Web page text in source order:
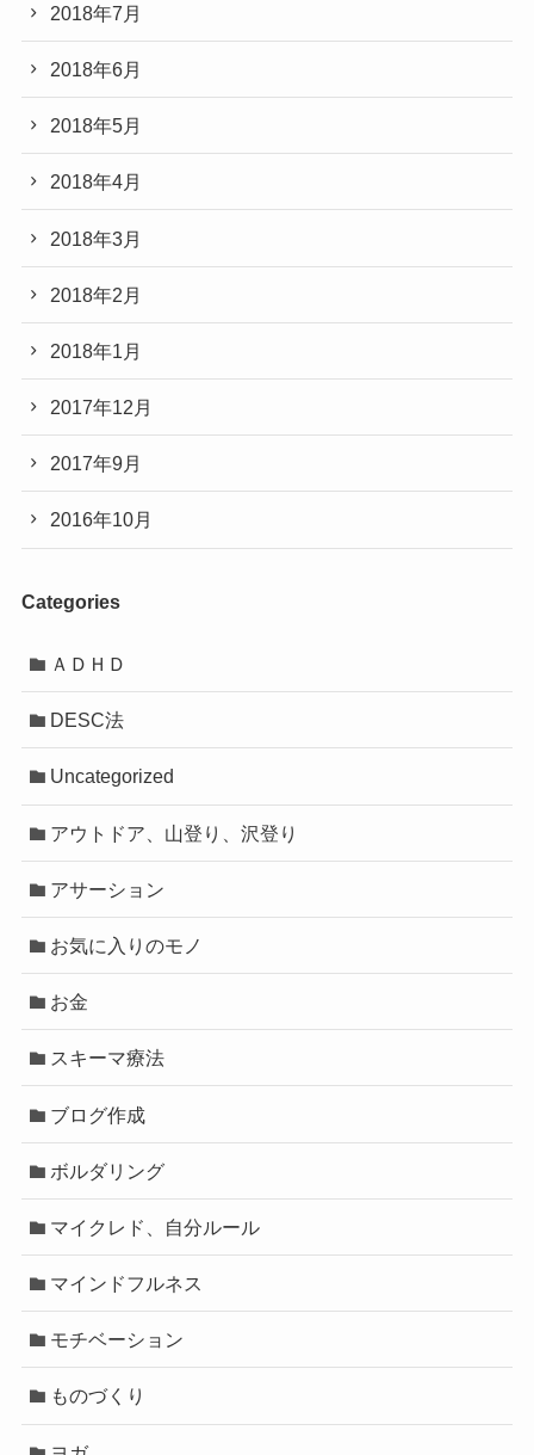
2018年7月
2018年6月
2018年5月
2018年4月
2018年3月
2018年2月
2018年1月
2017年12月
2017年9月
2016年10月
Categories
ＡＤＨＤ
DESC法
Uncategorized
アウトドア、山登り、沢登り
アサーション
お気に入りのモノ
お金
スキーマ療法
ブログ作成
ボルダリング
マイクレド、自分ルール
マインドフルネス
モチベーション
ものづくり